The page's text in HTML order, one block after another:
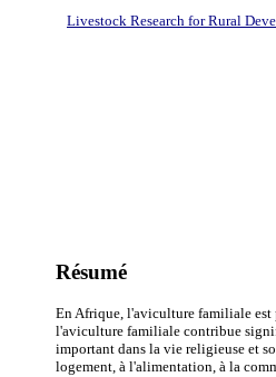
Livestock Research for Rural
Résumé
En Afrique, l'aviculture familiale est
l'aviculture familiale contribue
important dans la vie religieuse et
logement, à l'alimentation, à la